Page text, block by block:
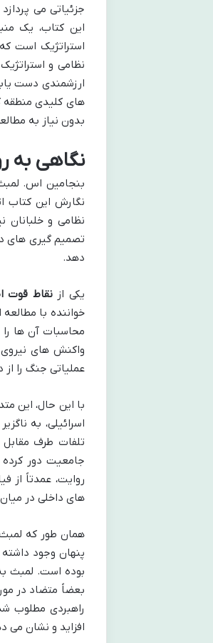
جزئیاتی می
این کتاب، یک
استراتژیک است
نظامی و
ارزشمندی دست
های کلیدی منطقه
بدون نیاز به
نگاهی به
بنجامین اس.
نگارش این کتاب
نظامی و خلبانان
تصمیم گیری های
دهد.
یکی ازنقاط قوت
خواننده با
محاسبات آن ها را
واکنش های
عملیاتی جنگ را
با این حال، این
اسرائیلی، به
تلفات طرف مقابل
جامعیت دور کرده
روایت، عمدتاً از
های داخلی در
همان طور که لمبث
پنهان وجود
بوده است. لمبث
بعضاً متضاد در
راهبردی مطلوب
افزاید و نشان